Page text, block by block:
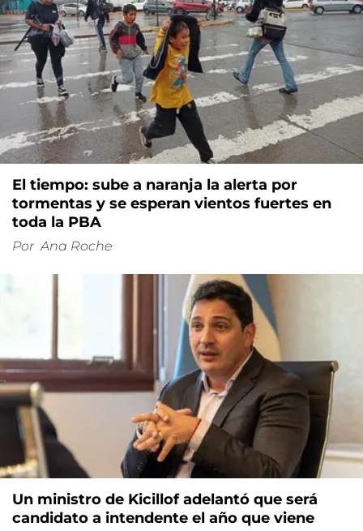
El tiempo: sube a naranja la alerta por
tormentas y se esperan vientos fuertes en
toda la PBA
Por Ana Roche
Un ministro de Kicillof adelantó que será
candidato a intendente el año que viene